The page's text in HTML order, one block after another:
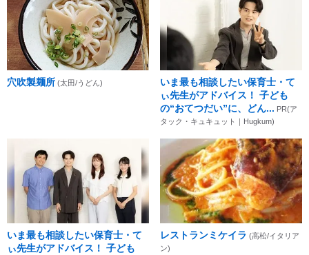
穴吹製麺所 (太田/うどん)
いま最も相談したい保育士・て
ぃ先生がアドバイス！ 子ども
の“おてつだい”に、どん... PR(ア
タック・キュキュット｜Hugkum)
いま最も相談したい保育士・て
ぃ先生がアドバイス！ 子ども
レストランミケイラ (高松/イタリア
ン)